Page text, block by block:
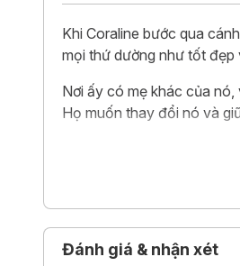
Khi Coraline bước qua
mọi thứ dường như tốt đẹp
Nơi ấy có mẹ khác của
Họ muốn thay đổi nó và
sống đích thực của mình.
hành trình phi thường, ly
Đánh giá & nhận xét